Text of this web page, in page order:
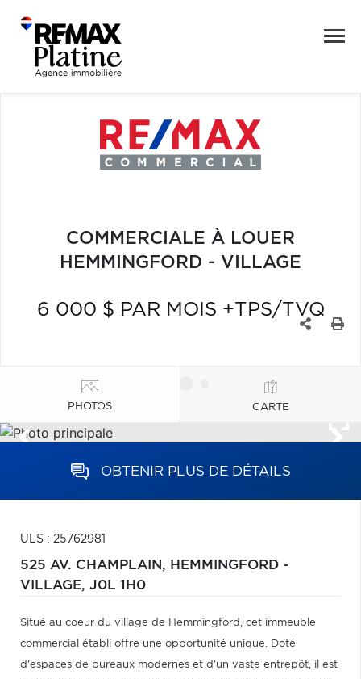
COMMERCIALE À LOUER
HEMMINGFORD - VILLAGE
6 000 $ PAR MOIS +TPS/TVQ
PHOTOS CARTE
OBTENIR PLUS DE DÉTAILS
ULS : 25762981
525 AV. CHAMPLAIN, HEMMINGFORD -
VILLAGE, J0L 1H0
Situé au coeur du village de Hemmingford, cet immeuble
commercial établi offre une opportunité unique. Doté
d'espaces de bureaux modernes et d'un vaste entrepôt, il est